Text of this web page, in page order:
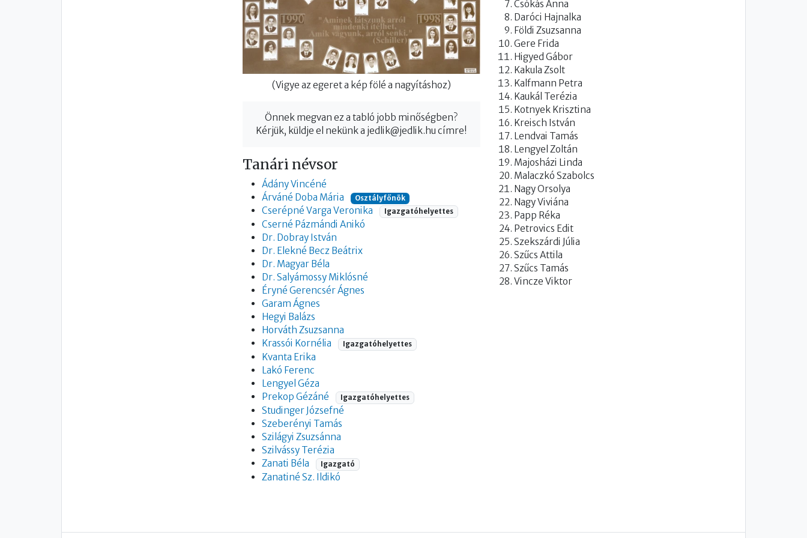
(Vigye az egeret a kép fölé a nagyításhoz)
Önnek megvan ez a tabló jobb minőségben?
Kérjük, küldje el nekünk a jedlik@jedlik.hu címre!
Tanári névsor
Ádány Vincéné
Árváné Doba Mária
Osztályfőnök
Cserépné Varga Veronika Igazgatóhelyettes
Cserné Pázmándi Anikó
Dr. Dobray István
Dr. Elekné Becz Beátrix
Dr. Magyar Béla
Dr. Salyámossy Miklósné
Éryné Gerencsér Ágnes
Garam Ágnes
Hegyi Balázs
Horváth Zsuzsanna
Krassói Kornélia
Igazgatóhelyettes
Kvanta Erika
Lakó Ferenc
Lengyel Géza
Prekop Gézáné
Igazgatóhelyettes
Studinger Józsefné
Szeberényi Tamás
Szilágyi Zsuzsánna
Szilvássy Terézia
Zanati Béla
Igazgató
Zanatiné Sz. Ildikó
Csókás Anna
Daróci Hajnalka
Földi Zsuzsanna
Gere Frida
Higyed Gábor
Kakula Zsolt
Kalfmann Petra
Kaukál Terézia
Kotnyek Krisztina
Kreisch István
Lendvai Tamás
Lengyel Zoltán
Majosházi Linda
Malaczkó Szabolcs
Nagy Orsolya
Nagy Viviána
Papp Réka
Petrovics Edit
Szekszárdi Júlia
Szűcs Attila
Szűcs Tamás
Vincze Viktor